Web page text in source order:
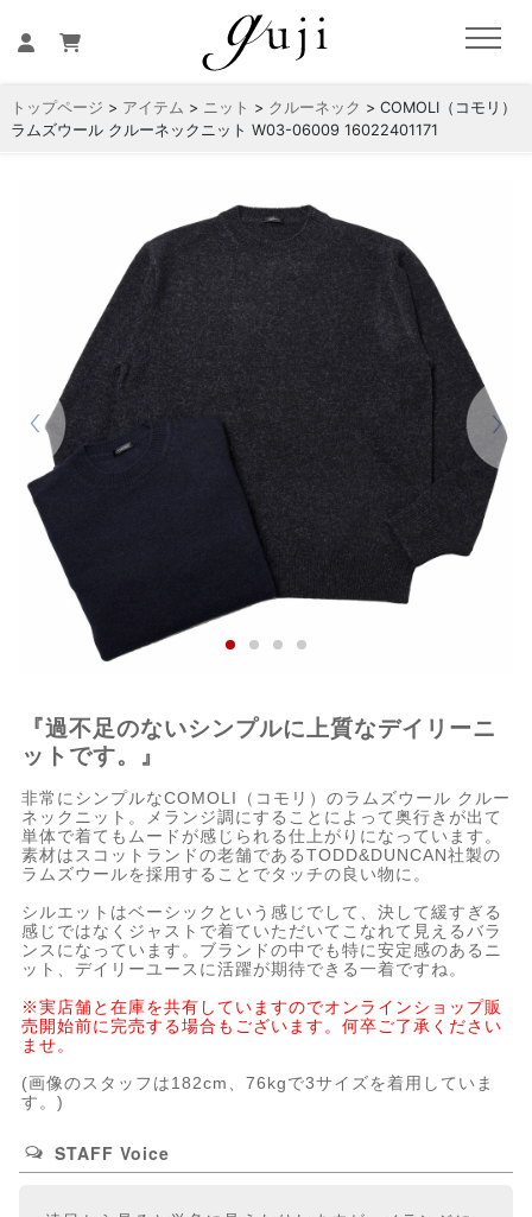
トップページ > アイテム > ニット > クルーネック > COMOLI（コモリ）
ラムズウール クルーネックニット W03-06009 16022401171
『過不足のないシンプルに上質なデイリーニ
ットです。』
非常にシンプルなCOMOLI（コモリ）のラムズウール クルー
ネックニット。メランジ調にすることによって奥行きが出て
単体で着てもムードが感じられる仕上がりになっています。
素材はスコットランドの老舗であるTODD&DUNCAN社製の
ラムズウールを採用することでタッチの良い物に。
シルエットはベーシックという感じでして、決して緩すぎる
感じではなくジャストで着ていただいてこなれて見えるバラ
ンスになっています。ブランドの中でも特に安定感のあるニ
ット、デイリーユースに活躍が期待できる一着ですね。
※実店舗と在庫を共有していますのでオンラインショップ販
売開始前に完売する場合もございます。何卒ご了承ください
ませ。
(画像のスタッフは182cm、76kgで3サイズを着用していま
す。)
STAFF Voice